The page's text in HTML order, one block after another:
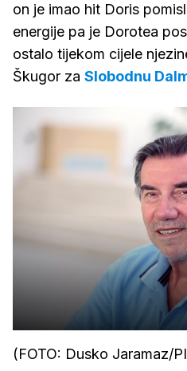
on je imao hit Doris
energije pa je Dorotea
ostalo tijekom cijele
Škugor za Slobodnu
(FOTO: Dusko Jaramaz/